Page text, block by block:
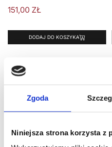
Zgoda
Niniejsza strona korzysta z
151,00 ZŁ
DODAJ DO KOSZYKA